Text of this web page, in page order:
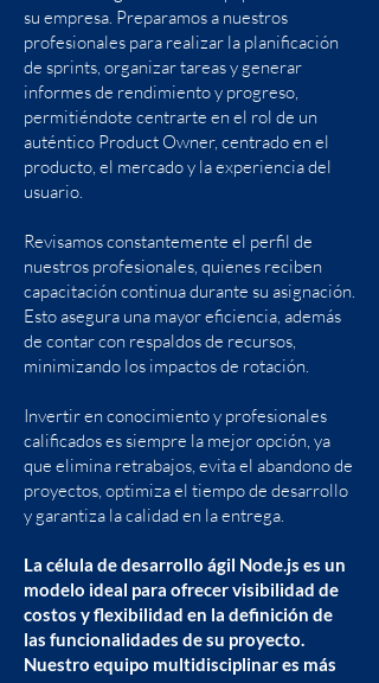
su empresa. Preparamos a nuestros
profesionales para realizar la planificación
de sprints, organizar tareas y generar
informes de rendimiento y progreso,
permitiéndote centrarte en el rol de un
auténtico Product Owner, centrado en el
producto, el mercado y la experiencia del
usuario.
Revisamos constantemente el perfil de
nuestros profesionales, quienes reciben
capacitación continua durante su asignación.
Esto asegura una mayor eficiencia, además
de contar con respaldos de recursos,
minimizando los impactos de rotación.
Invertir en conocimiento y profesionales
calificados es siempre la mejor opción, ya
que elimina retrabajos, evita el abandono de
proyectos, optimiza el tiempo de desarrollo
y garantiza la calidad en la entrega.
La célula de desarrollo ágil Node.js es un
modelo ideal para ofrecer visibilidad de
costos y flexibilidad en la definición de
las funcionalidades de su proyecto.
Nuestro equipo multidisciplinar es más